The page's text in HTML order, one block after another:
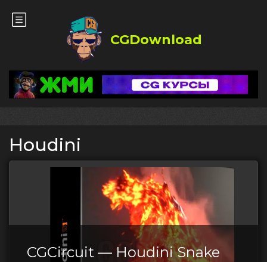
CGDownload
Houdini
CGCircuit — Houdini Snake